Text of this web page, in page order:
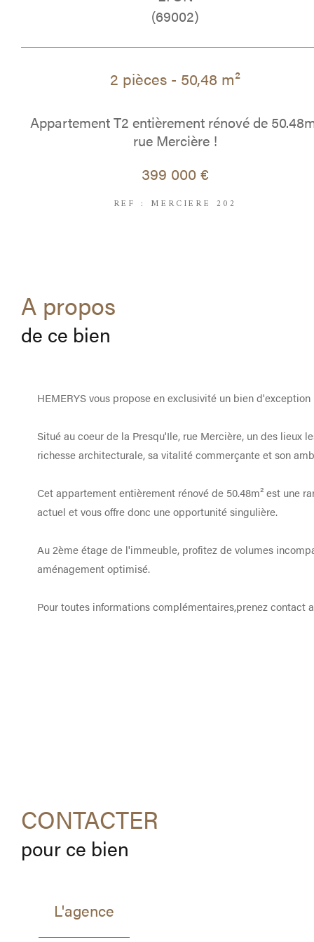
(69002)
2 pièces - 50,48 m²
Appartement T2 entièrement rénové de
rue Mercière !
399 000 €
REF : MERCIERE 202
a propos
de ce bien
HEMERYS vous propose en exclusivité un bien d'exception
Situé au coeur de la Presqu'Ile, rue Mercière, un des lieux
richesse architecturale, sa vitalité commerçante et son
Cet appartement entièrement rénové de 50.48m² est une
actuel et vous offre donc une opportunité singulière.
Au 2ème étage de l'immeuble, profitez de volumes
aménagement optimisé.
Pour toutes informations complémentaires,prenez contact
CONTACTER
pour ce bien
L'agence